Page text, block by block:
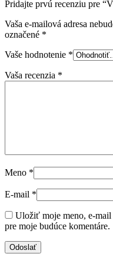
Pridajte prvú recenziu pre
Vaša e-mailová adresa
označené *
Vaše hodnotenie *
Vaša recenzia *
Meno *
E-mail *
Uložiť moje meno, e-mail
pre moje budúce komentáre.